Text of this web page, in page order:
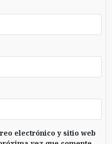
electrónico y sitio web